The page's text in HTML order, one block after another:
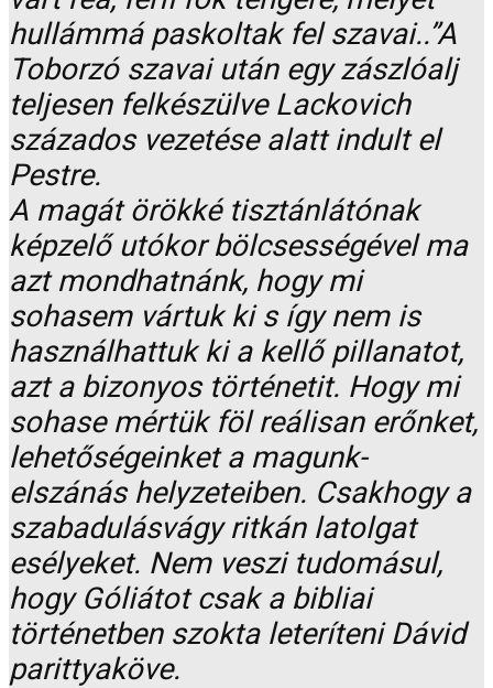
hullámmá paskoltak fel szavai..”A
Toborzó szavai után egy zászlóalj
teljesen felkészülve Lackovich
százados vezetése alatt indult el
Pestre.
A magát örökké tisztánlátónak
képzelő utókor bölcsességével ma
azt mondhatnánk, hogy mi
sohasem vártuk ki s így nem is
használhattuk ki a kellő pillanatot,
azt a bizonyos történetit. Hogy mi
sohase mértük föl reálisan erőnket,
lehetőségeinket a magunk-
elszánás helyzeteiben. Csakhogy a
szabadulásvágy ritkán latolgat
esélyeket. Nem veszi tudomásul,
hogy Góliátot csak a bibliai
történetben szokta leteríteni Dávid
parittyaköve.